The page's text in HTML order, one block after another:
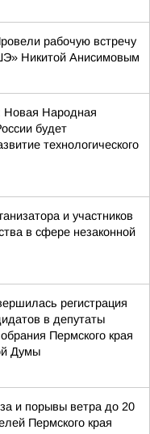
рабочую встречу
Никитой Анисимовым
Новая Народная
будет
технологического
и участников
в сфере незаконной
регистрация
в депутаты
Пермского края
Думы
и порывы ветра до 20
Пермского края